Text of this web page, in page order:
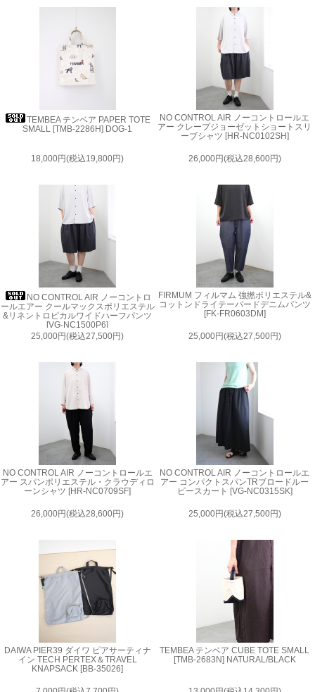
TEMBEA テンベア PAPER TOTE
SMALL [TMB-2286H] DOG-1
18,000円(税込19,800円)
NO CONTROL AIR ノーコントロールエ
アー クレープジョーゼットショートスリ
ーブシャツ [HR-NC0102SH]
26,000円(税込28,600円)
NO CONTROL AIR ノーコントロ
ールエアー クールマックスポリエステル
&リネントロピカルワイドハーフパンツ
[VG-NC1500P6]
25,000円(税込27,500円)
FIRMUM フィルマム 強撚ポリエステル&
コットンドライテーパードデニムパンツ
[FK-FR0603DM]
25,000円(税込27,500円)
NO CONTROL AIR ノーコントロールエ
アー スパンポリエステル・クラウディロ
ーンシャツ [HR-NC0709SF]
26,000円(税込28,600円)
NO CONTROL AIR ノーコントロールエ
アー コンパクトスパンTRブロードルー
ピースカート [VG-NC0315SK]
25,000円(税込27,500円)
DAIWA PIER39 ダイワ ピアサーティナ
イン TECH PERTEX＆TRAVEL
KNAPSACK [BB-35026]
TEMBEA テンベア CUBE TOTE SMALL
[TMB-2683N] NATURAL/BLACK